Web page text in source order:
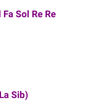
Sol Re Re
Sib)